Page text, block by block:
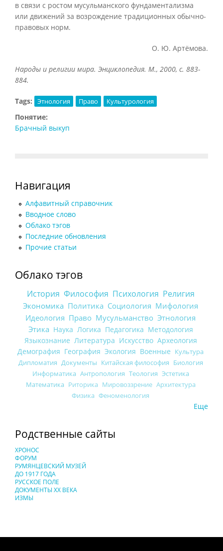
в связи с ростом мусульманского фундаментализма
или движений за возрождение традиционных обычно-
правовых норм.
О. Ю. Артёмова.
Народы и религии мира. Энциклопедия. М., 2000, с. 883-
884.
Tags: Этнология Право Культурология
Понятие:
Брачный выкуп
Навигация
Алфавитный справочник
Вводное слово
Облако тэгов
Последние обновления
Прочие статьи
Облако тэгов
История Философия Психология Религия
Экономика Политика Социология Мифология
Идеология Право Мусульманство Этнология
Этика Наука Логика Педагогика Методология
Языкознание Литература Искусство Археология
Демография География Экология Военные Культура
Дипломатия Документы Китайская философия Биология
Информатика Антропология Теология Эстетика
Математика Риторика Мировоззрение Архитектура
Физика Феноменология
Еще
Родственные сайты
ХРОНОС
ФОРУМ
РУМЯНЦЕВСКИЙ МУЗЕЙ
ДО 1917 ГОДА
РУССКОЕ ПОЛЕ
ДОКУМЕНТЫ XX ВЕКА
ИЗМЫ